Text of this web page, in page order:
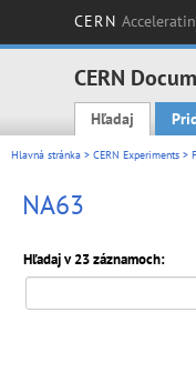
CERN
CERN
Main
Hľadaj
Hlavná stránka > CERN Experiments >
NA63
Hľadaj v 23 záznamoch: